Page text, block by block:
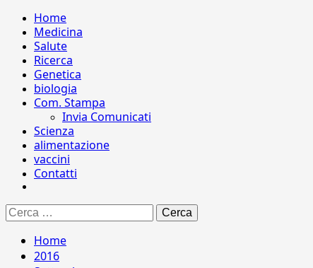
Home
Medicina
Salute
Ricerca
Genetica
biologia
Com. Stampa
Invia Comunicati
Scienza
alimentazione
vaccini
Contatti
Ricerca
per:
Home
2016